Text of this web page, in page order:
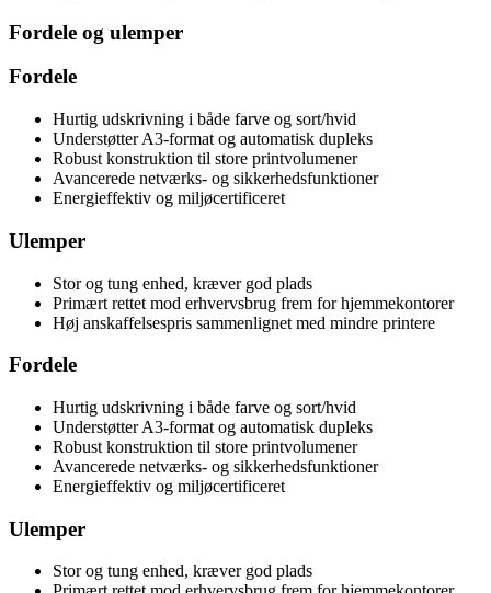
Fordele og ulemper
Fordele
Hurtig udskrivning i både farve og sort/hvid
Understøtter A3-format og automatisk dupleks
Robust konstruktion til store printvolumener
Avancerede netværks- og sikkerhedsfunktioner
Energieffektiv og miljøcertificeret
Ulemper
Stor og tung enhed, kræver god plads
Primært rettet mod erhvervsbrug frem for hjemmekontorer
Høj anskaffelsespris sammenlignet med mindre printere
Fordele
Hurtig udskrivning i både farve og sort/hvid
Understøtter A3-format og automatisk dupleks
Robust konstruktion til store printvolumener
Avancerede netværks- og sikkerhedsfunktioner
Energieffektiv og miljøcertificeret
Ulemper
Stor og tung enhed, kræver god plads